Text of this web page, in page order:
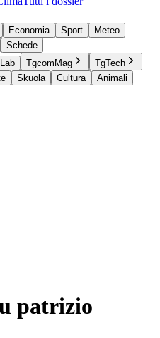
Economia Sport
Meteo
Schede
TgcomMag
TgTech
Skuola Cultura
Animali
patrizio